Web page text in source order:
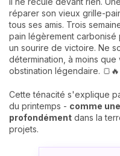
réparer son vieux grille-
tous ses amis. Trois
pain légèrement carbonisé
un sourire de victoire. Ne
détermination, à moins
obstination légendaire. 🍞🔥
Cette ténacité s'explique
du printemps - comme
profondément dans la
projets.